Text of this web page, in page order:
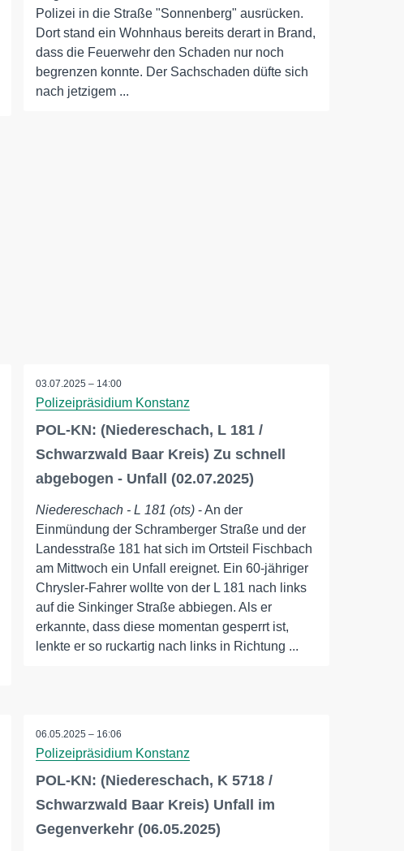
Polizei in die Straße "Sonnenberg" ausrücken.
Dort stand ein Wohnhaus bereits derart in Brand,
dass die Feuerwehr den Schaden nur noch
begrenzen konnte. Der Sachschaden düfte sich
nach jetzigem ...
03.07.2025 – 14:00
Polizeipräsidium Konstanz
POL-KN: (Niedereschach, L 181 /
Schwarzwald Baar Kreis) Zu schnell
abgebogen - Unfall (02.07.2025)
Niedereschach - L 181 (ots) - An der
Einmündung der Schramberger Straße und der
Landesstraße 181 hat sich im Ortsteil Fischbach
am Mittwoch ein Unfall ereignet. Ein 60-jähriger
Chrysler-Fahrer wollte von der L 181 nach links
auf die Sinkinger Straße abbiegen. Als er
erkannte, dass diese momentan gesperrt ist,
lenkte er so ruckartig nach links in Richtung ...
06.05.2025 – 16:06
Polizeipräsidium Konstanz
POL-KN: (Niedereschach, K 5718 /
Schwarzwald Baar Kreis) Unfall im
Gegenverkehr (06.05.2025)